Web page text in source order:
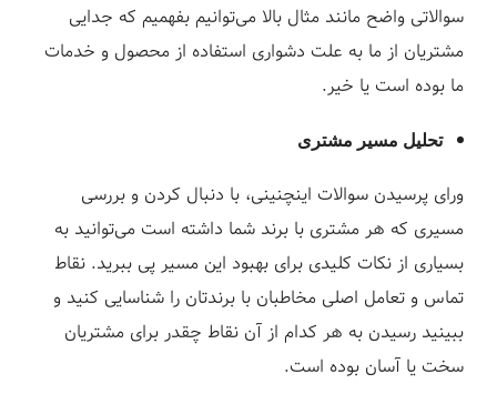
سوالاتی واضح مانند مثال بالا می‌توانیم بفهمیم که جدایی
مشتریان از ما به علت دشواری استفاده از محصول و خدمات
ما بوده است یا خیر.
تحلیل مسیر مشتری
ورای پرسیدن سوالات اینچنینی، با دنبال کردن و بررسی
مسیری که هر مشتری با برند شما داشته‌ است می‌توانید به
بسیاری از نکات کلیدی برای بهبود این مسیر پی ببرید. نقاط
تماس و تعامل اصلی مخاطبان با برندتان را شناسایی کنید و
ببینید رسیدن به هر کدام از آن نقاط چقدر برای مشتریان
سخت یا آسان بوده است.